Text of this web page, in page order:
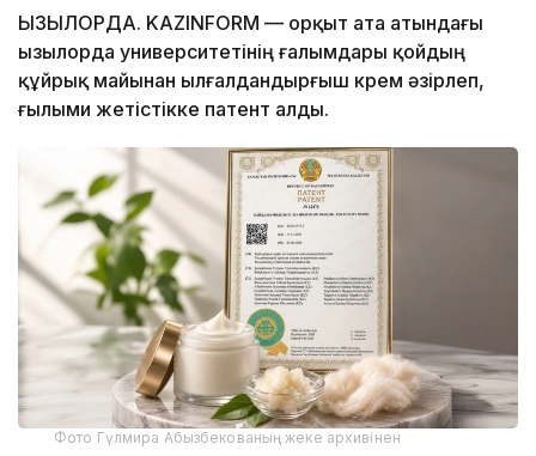
ҚЫЗЫЛОРДА. KAZINFORM — Қорқыт ата атындағы
Қызылорда университетінің ғалымдары қойдың
құйрық майынан ылғалдандырғыш крем әзірлеп,
ғылыми жетістікке патент алды.
Фото Гүлмира Абызбекованың жеке архивінен